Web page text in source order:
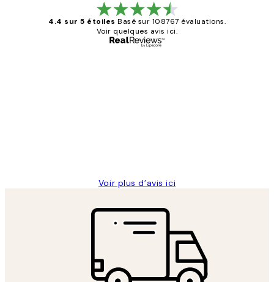
4.4 sur 5 étoiles Basé sur 108767 évaluations.
Voir quelques avis ici.
Voir plus d’avis ici